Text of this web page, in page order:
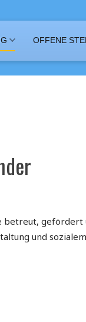
OFFENE
betreut,
und